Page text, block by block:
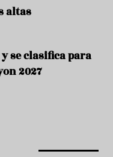
altas
se clasifica para
2027